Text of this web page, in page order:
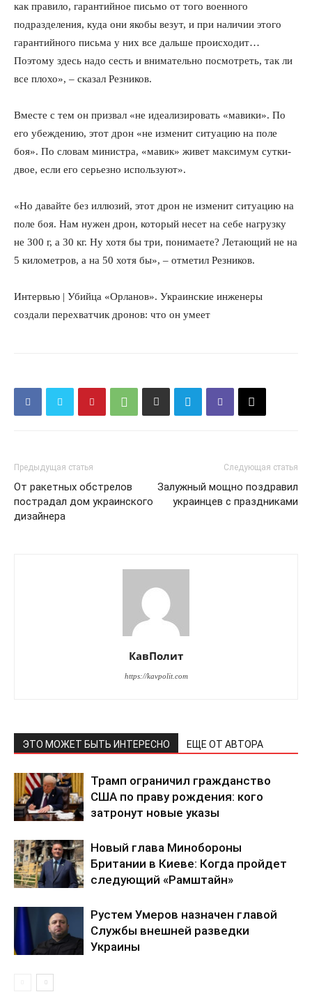
КавПолит
как правило, гарантийное письмо от того военного
подразделения, куда они якобы везут, и при наличии этого
гарантийного письма у них все дальше происходит…
Поэтому здесь надо сесть и внимательно посмотреть, так ли
все плохо», – сказал Резников.
Вместе с тем он призвал «не идеализировать «мавики». По
его убеждению, этот дрон «не изменит ситуацию на поле
боя». По словам министра, «мавик» живет максимум сутки-
двое, если его серьезно используют».
«Но давайте без иллюзий, этот дрон не изменит ситуацию на
поле боя. Нам нужен дрон, который несет на себе нагрузку
не 300 г, а 30 кг. Ну хотя бы три, понимаете? Летающий не на
5 километров, а на 50 хотя бы», – отметил Резников.
Интервью | Убийца «Орланов». Украинские инженеры
создали перехватчик дронов: что он умеет
Предыдущая статья
От ракетных обстрелов
пострадал дом украинского
дизайнера
Следующая статья
​Залужный мощно поздравил
украинцев с праздниками
КавПолит
https://kavpolit.com
ЭТО МОЖЕТ БЫТЬ ИНТЕРЕСНО ЕЩЕ ОТ АВТОРА
Трамп ограничил гражданство
США по праву рождения: кого
затронут новые указы
Новый глава Минобороны
Британии в Киеве: Когда пройдет
следующий «Рамштайн»
Рустем Умеров назначен главой
Службы внешней разведки
Украины